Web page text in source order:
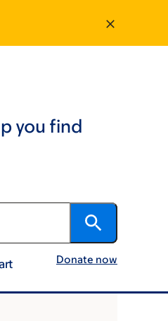
you find
Donate now